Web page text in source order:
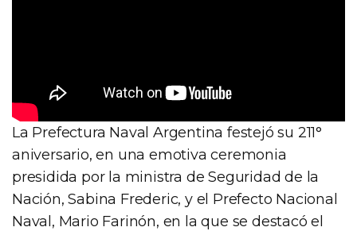
La Prefectura Naval Argentina festejó su 211°
aniversario, en una emotiva ceremonia
presidida por la ministra de Seguridad de la
Nación, Sabina Frederic, y el Prefecto Nacional
Naval, Mario Farinón, en la que se destacó el